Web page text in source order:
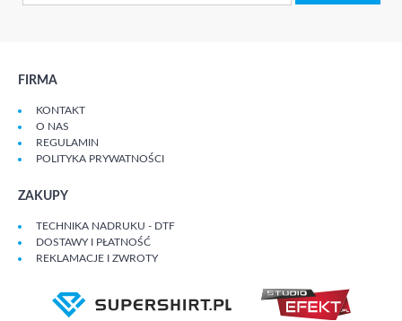
FIRMA
KONTAKT
O NAS
REGULAMIN
POLITYKA PRYWATNOŚCI
ZAKUPY
TECHNIKA NADRUKU - DTF
DOSTAWY I PŁATNOŚĆ
REKLAMACJE I ZWROTY